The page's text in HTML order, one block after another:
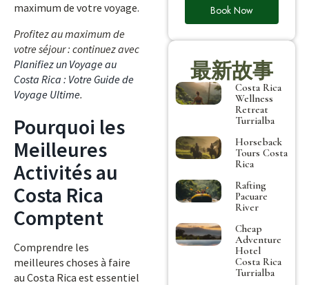
maximum de votre voyage.
Profitez au maximum de
votre séjour : continuez avec
Planifiez un Voyage au
Costa Rica : Votre Guide de
Voyage Ultime.
Pourquoi les
Meilleures
Activités au
Costa Rica
Comptent
Comprendre les
meilleures choses à faire
au Costa Rica est essentiel
Book Now
最新故事
Costa Rica
Wellness
Retreat
Turrialba
Horseback
Tours Costa
Rica
Rafting
Pacuare
River
Cheap
Adventure
Hotel
Costa Rica
Turrialba